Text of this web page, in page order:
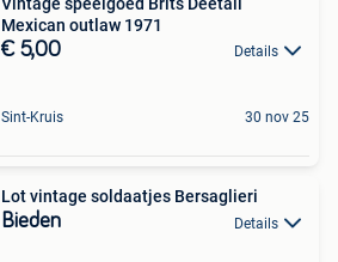
Mexican outlaw 1971
€ 5,00 Details
Sint-Kruis 30 nov 25
Lot vintage soldaatjes Bersaglieri
Bieden Details